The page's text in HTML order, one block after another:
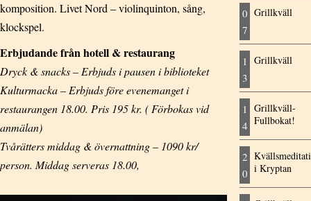
komposition. Livet Nord – violinquinton, sång,
klockspel.
Erbjudande från hotell & restaurang
Dryck & snacks – Erbjuds i pausen i biblioteket
Kulturmacka – Erbjuds före evenemanget i
restaurangen 18.00. Pris 195 kr. ( Förbokas vid
anmälan)
Tvårätters middag & övernattning – 1090 kr/
person. Middag serveras 18.00,
0
7
Grillkväll
1
3
Grillkväll
1
4
Grillkväll-
Fullbokat!
2
0 i Kryptan